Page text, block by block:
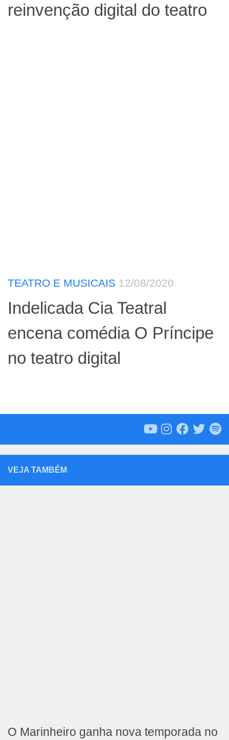
reinvenção digital do teatro
TEATRO E MUSICAIS 12/08/2020
Indelicada Cia Teatral
encena comédia O Príncipe
no teatro digital
VEJA TAMBÉM
O Marinheiro ganha nova temporada no